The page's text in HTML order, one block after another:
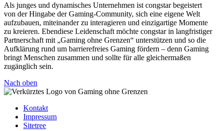
Als junges und dynamisches Unternehmen ist congstar begeistert
von der Hingabe der Gaming-Community, sich eine eigene Welt
aufzubauen, miteinander zu interagieren und einzigartige Momente
zu kreieren. Ebendiese Leidenschaft möchte congstar in langfristiger
Partnerschaft mit „Gaming ohne Grenzen“ unterstützen und so die
Aufklärung rund um barrierefreies Gaming fördern – denn Gaming
bringt Menschen zusammen und sollte für alle gleichermaßen
zugänglich sein.
Nach oben
Kontakt
Impressum
Sitetree